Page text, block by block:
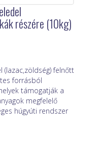
részére (10kg)
(lazac,zöldség) felnőtt
forrásból
támogatják a
megfelelő
húgyúti rendszer